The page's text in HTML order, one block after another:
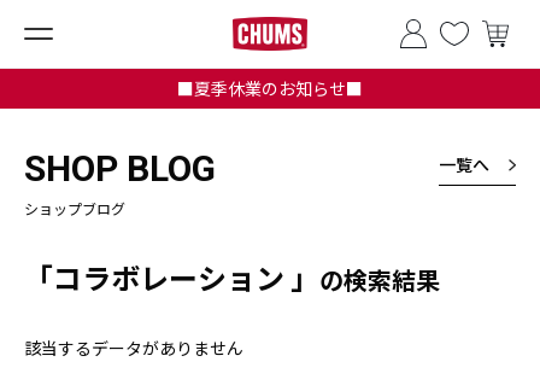
■夏季休業のお知らせ■
SHOP BLOG
ショップブログ
一覧へ
「コラボレーション 」 の検索結果
該当するデータがありません